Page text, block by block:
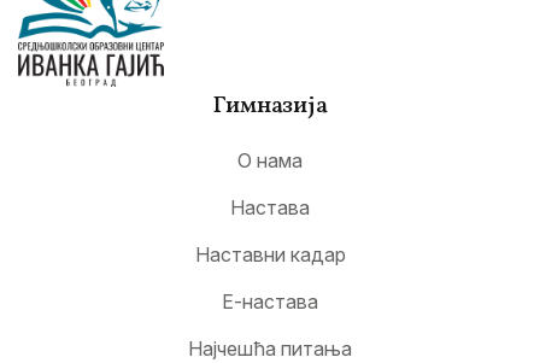
Гимназија
О нама
Настава
Наставни кадар
Е-настава
Најчешћа питања